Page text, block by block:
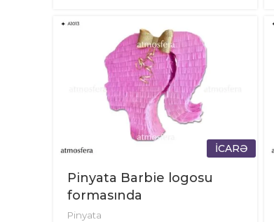
İCARƏ
Pinyata Barbie logosu
formasında
Pinyata